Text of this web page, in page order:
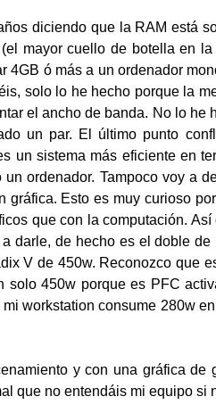
diciendo que la RAM está
mayor cuello de botella en
ó más a un ordenador
solo lo he hecho porque la
el ancho de banda. No lo he
un par. El último punto
un sistema más eficiente en
ordenador. Tampoco voy a
Esto es muy curioso
que con la computación.
darle, de hecho es el doble de
V de 450w. Reconozco que
solo 450w porque es PFC
workstation consume 280w
y con una gráfica de
que no entendáis mi equipo si